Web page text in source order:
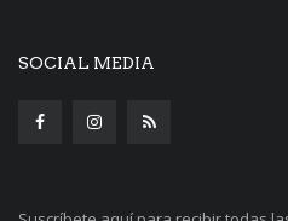
SOCIAL MEDIA